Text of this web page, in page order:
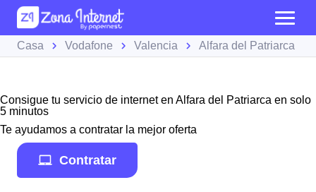
Casa Vodafone Valencia Alfara del Patriarca
Consigue tu servicio de internet en Alfara del Patriarca en solo
5 minutos
Te ayudamos a contratar la mejor oferta
Contratar